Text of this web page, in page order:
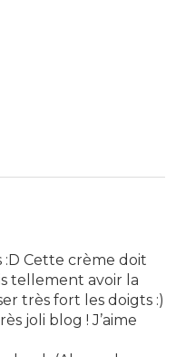
:D Cette crème doit
tellement avoir la
très fort les doigts :)
joli blog ! J’aime